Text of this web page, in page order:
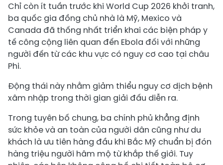
Chỉ còn ít tuần trước khi World Cup 2026 khởi tranh,
ba quốc gia đồng chủ nhà là Mỹ, Mexico và
Canada đã thống nhất triển khai các biện pháp y
tế công cộng liên quan đến Ebola đối với những
người đến từ các khu vực có nguy cơ cao tại châu
Phi.
Động thái này nhằm giảm thiểu nguy cơ dịch bệnh
xâm nhập trong thời gian giải đấu diễn ra.
Trong tuyên bố chung, ba chính phủ khẳng định
sức khỏe và an toàn của người dân cũng như du
khách là ưu tiên hàng đầu khi Bắc Mỹ chuẩn bị đón
hàng triệu người hâm mộ từ khắp thế giới. Tuy